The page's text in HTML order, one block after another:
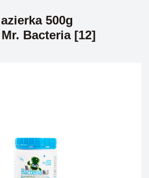
500g
Bacteria [12]